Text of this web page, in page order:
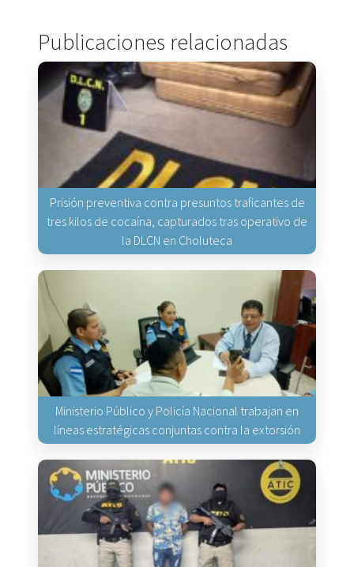
Publicaciones relacionadas
Prisión preventiva contra presuntos traficantes de
tres kilos de cocaína, capturados tras operativo de
la DLCN en Choluteca
Ministerio Público y Policía Nacional trabajan en
líneas estratégicas conjuntas contra la extorsión